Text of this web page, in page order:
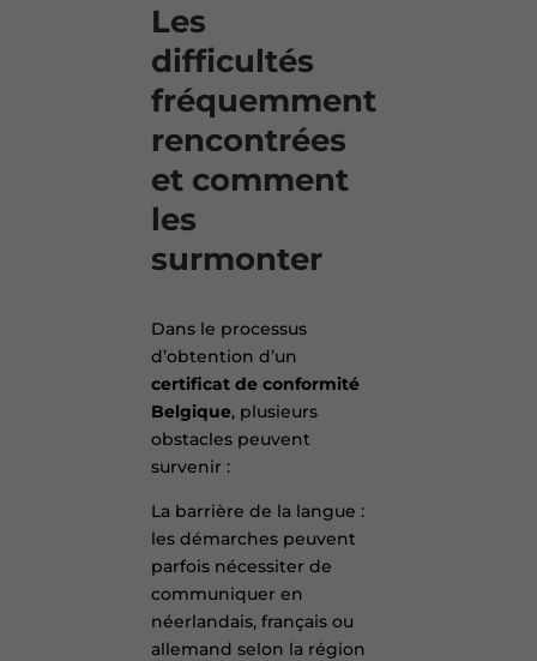
Les
difficultés
fréquemment
rencontrées
et comment
les
surmonter
Dans le processus
d’obtention d’un
certificat de conformité
Belgique, plusieurs
obstacles peuvent
survenir :
La barrière de la langue :
les démarches peuvent
parfois nécessiter de
communiquer en
néerlandais, français ou
allemand selon la région